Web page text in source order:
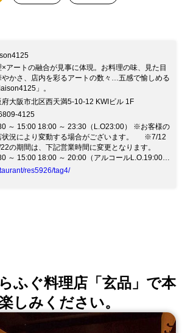
×アートの融合が見事に体現。お料理の味、見た目
やかさ、店内を彩るアートの数々…五感で愉しめる
」。
府大阪市北区西天満5-10-12 KWIビル 1F
4125
～ 15:00 18:00 ～ 23:30（L.O23:00） ※お客様の
状況により変動する場合がございます。 ※7/12
22の期間は、下記営業時間に変更となります。
～ 15:00 18:00 ～ 20:00（アルコールL.O.19:00／
事L.O.19:30）
res5926/tag4/
ふぐ料理店「玄品」で本
しみください。